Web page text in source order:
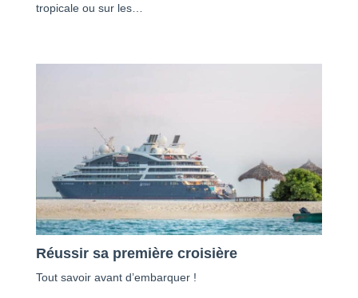
tropicale ou sur les…
Réussir sa première croisière
Tout savoir avant d’embarquer !